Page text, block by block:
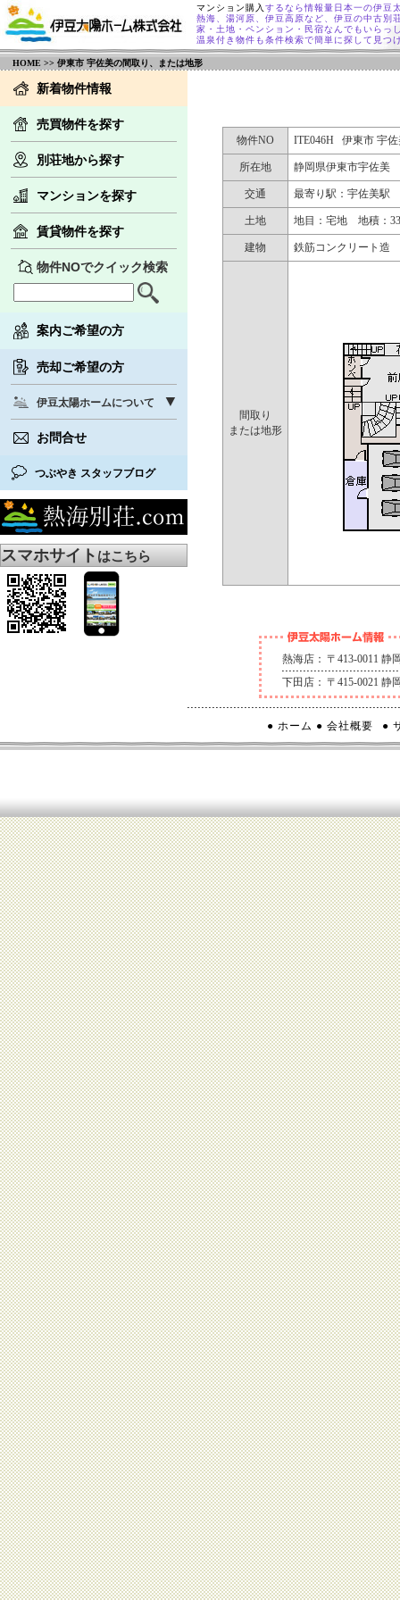
マンション購入 するなら情報量日本一の伊豆
熱海、湯河原、伊豆高原など、伊豆の中古別
家・土地・ペンション・民宿なんでもいらっ
温泉付き物件も条件検索で簡単に探して見つ
HOME >> 伊東市 宇佐美の間取り、または地形
新着物件情報
売買物件を探す
別荘地から探す
マンションを探す
賃貸物件を探す
物件NOでクイック検索
案内ご希望の方
売却ご希望の方
伊豆太陽ホームについて
お問合せ
つぶやき スタッフブログ
スマホサイトはこちら
物件NO ITE046H 伊東市 宇
所在地 静岡県伊東市宇佐美
交通 最寄り駅：宇佐美
土地 地目：宅地 地積：
建物 鉄筋コンクリート
間取り
または地形
熱海店： 〒413-0011 静
下田店： 〒415-0021 静
● ホーム ● 会社概要 ●